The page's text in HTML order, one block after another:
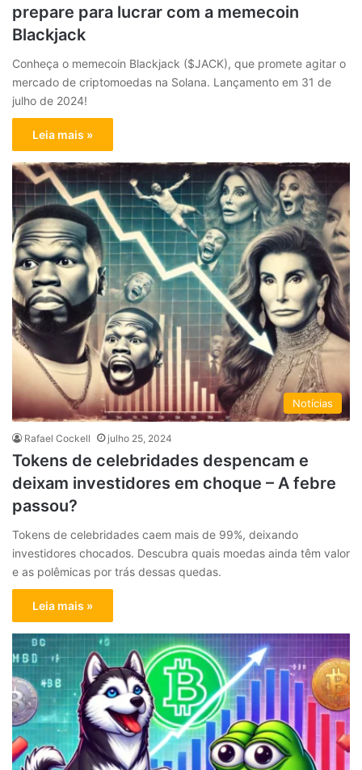
prepare para lucrar com a memecoin
Blackjack
Conheça o memecoin Blackjack ($JACK), que promete agitar o
mercado de criptomoedas na Solana. Lançamento em 31 de
julho de 2024!
Leia mais »
Notícias
Rafael Cockell julho 25, 2024
Tokens de celebridades despencam e
deixam investidores em choque – A febre
passou?
Tokens de celebridades caem mais de 99%, deixando
investidores chocados. Descubra quais moedas ainda têm valor
e as polêmicas por trás dessas quedas.
Leia mais »